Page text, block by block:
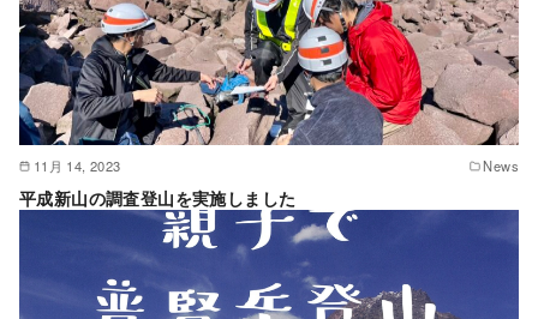
11月 14, 2023 News
平成新山の調査登山を実施しました